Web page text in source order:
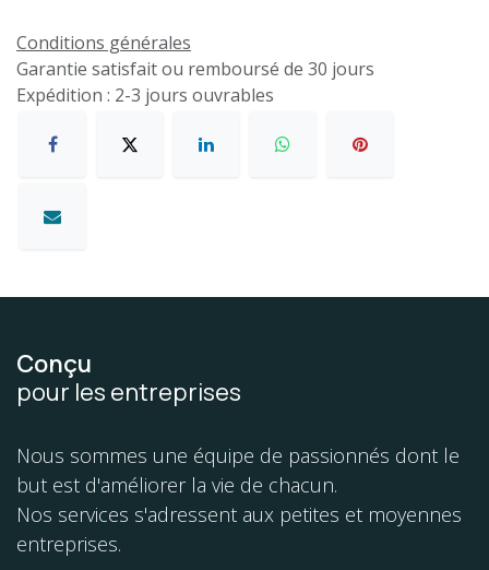
Conditions générales
Garantie satisfait ou remboursé de 30 jours
Expédition : 2-3 jours ouvrables
Conçu
pour les entreprises
Nous sommes une équipe de passionnés dont le
but est d'améliorer la vie de chacun.
Nos services s'adressent aux petites et moyennes
entreprises.